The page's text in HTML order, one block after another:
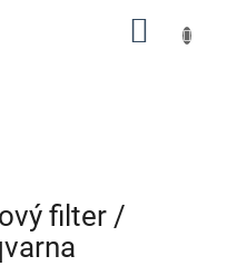
filter /